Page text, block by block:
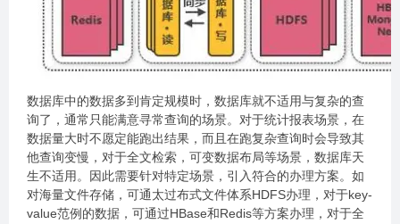
数据库中的数据多到肯定规模时，数据库就不适用与复杂的查
询了，通常只能满意寻常查询的场景。对于统计报表场景，在
数据量大时不愿定能跑出结果，而且在跑复杂查询时会导致其
他查询变慢，对于全文检索，可变数据布局等场景，数据库天
生不适用。因此需要针对特定场景，引入符合的办理方案。如
对海量文件存储，可通太过布式文件体系HDFS办理，对于key-
value范例的数据，可通过HBase和Redis等方案办理，对于全